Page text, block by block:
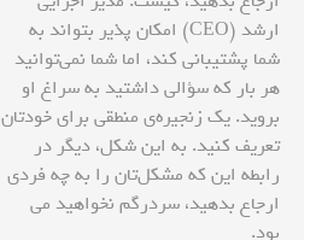
ارشد (CEO) امکان پذیر بتواند به
شما پشتیبانی کند، اما شما نمی‌توانید
هر بار که سؤالی داشتید به سراغ او
بروید. یک زنجیره‌ی منطقی برای خودتان
تعریف کنید. به این شکل، دیگر در
رابطه این که مشکل‌تان را به چه فردی
ارجاع بدهید، سردرگم نخواهید می
بود.